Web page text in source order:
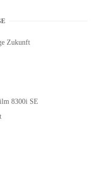
Zukunft
8300i SE